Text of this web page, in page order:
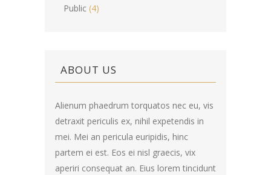
Public (4)
ABOUT US
Alienum phaedrum torquatos nec eu, vis
detraxit periculis ex, nihil expetendis in
mei. Mei an pericula euripidis, hinc
partem ei est. Eos ei nisl graecis, vix
aperiri consequat an. Eius lorem tincidunt